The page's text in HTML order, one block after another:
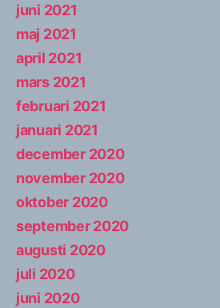
juni 2021
maj 2021
april 2021
mars 2021
februari 2021
januari 2021
december 2020
november 2020
oktober 2020
september 2020
augusti 2020
juli 2020
juni 2020